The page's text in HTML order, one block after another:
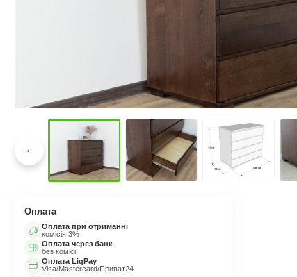
Оплата
Оплата при отриманні
комісія 3%
Оплата через банк
без комісії
Оплата LiqPay
Visa/Mastercard/Приват24